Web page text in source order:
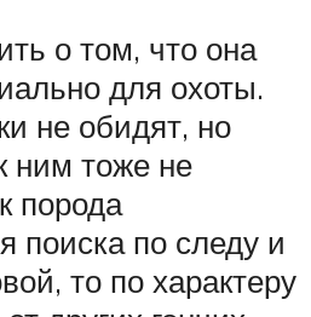
о том, что она
для охоты.
не обидят, но
ним тоже не
порода
поиска по следу и
то по характеру